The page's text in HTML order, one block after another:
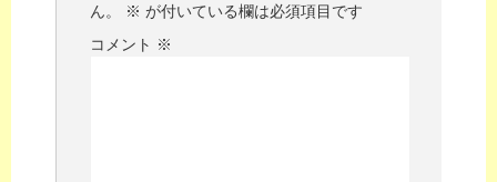
ん。
※ が付いている欄は必須項目です
コメント ※